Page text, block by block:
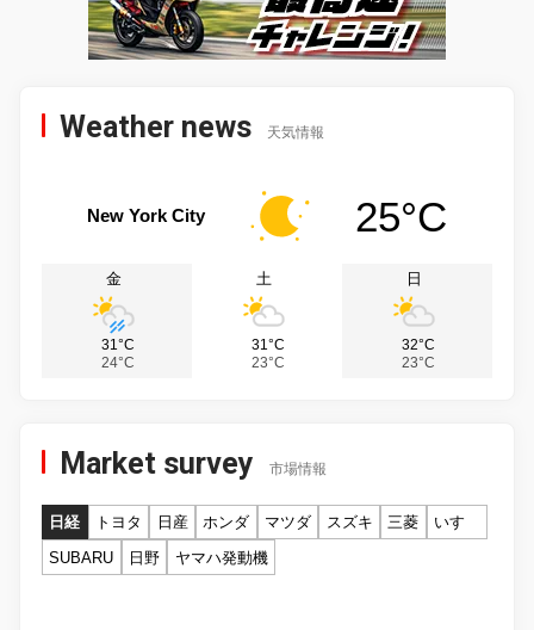
Weather news 天気情報
New York City 25°C
金
31°C
24°C
土
31°C
23°C
日
32°C
23°C
Market survey 市場情報
日経 トヨタ 日産 ホンダ マツダ スズキ 三菱
いすゞ
SUBARU
日野 ヤマハ発動機